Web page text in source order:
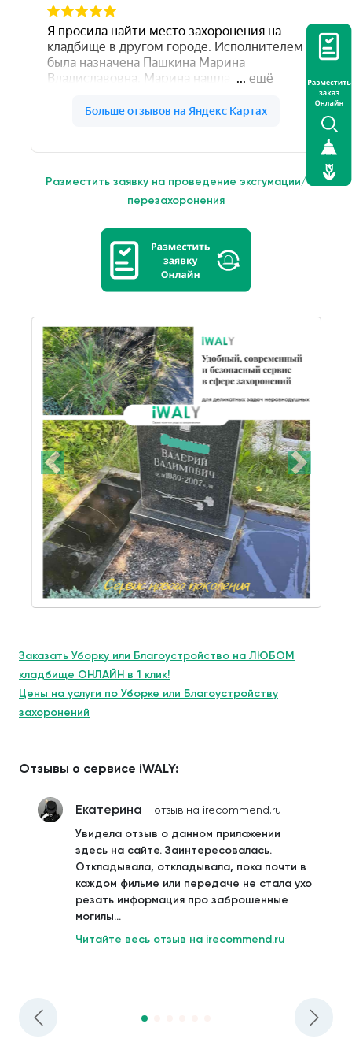
Разместить заявку на проведение эксгумации/
перезахоронения
Заказать Уборку или Благоустройство на ЛЮБОМ
кладбище ОНЛАЙН в 1 клик!
Цены на услуги по Уборке или Благоустройству
захоронений
Отзывы о сервисе iWALY:
Екатерина - отзыв на irecommend.ru
Увидела отзыв о данном приложении
здесь на сайте. Заинтересовалась.
Откладывала, откладывала, пока почти в
каждом фильме или передаче не стала ухо
резать информация про заброшенные
могилы...
Читайте весь отзыв на irecommend.ru